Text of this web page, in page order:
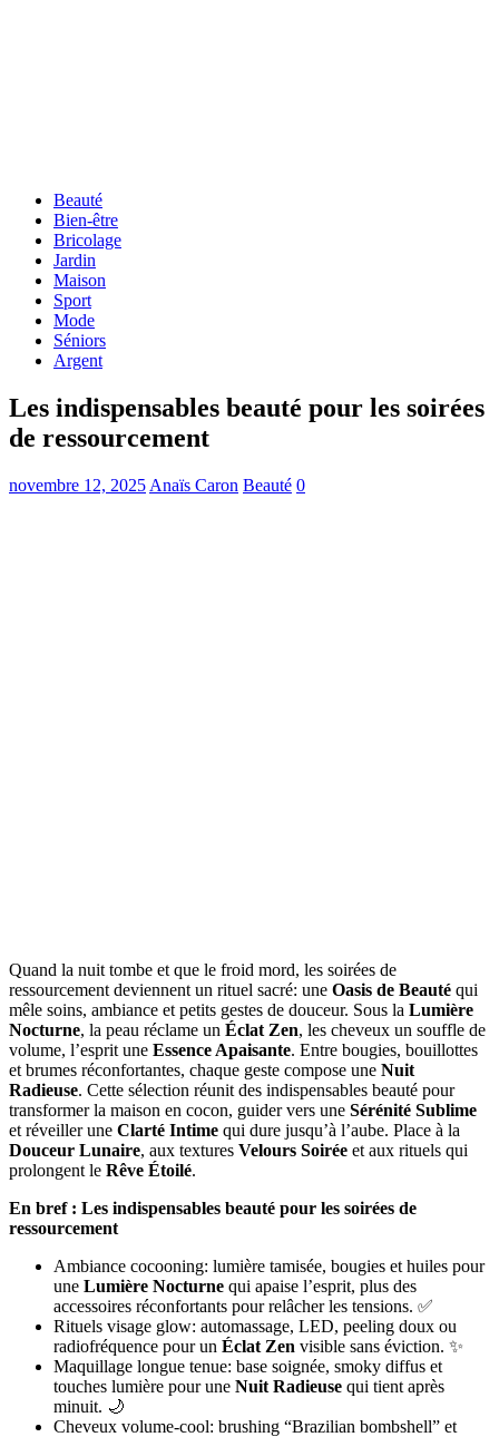
Beauté
Bien-être
Bricolage
Jardin
Maison
Sport
Mode
Séniors
Argent
Les indispensables beauté pour les soirées
de ressourcement
novembre 12, 2025 Anaïs Caron Beauté 0
Quand la nuit tombe et que le froid mord, les soirées de
ressourcement deviennent un rituel sacré: une Oasis de Beauté qui
mêle soins, ambiance et petits gestes de douceur. Sous la Lumière
Nocturne, la peau réclame un Éclat Zen, les cheveux un souffle de
volume, l’esprit une Essence Apaisante. Entre bougies, bouillottes
et brumes réconfortantes, chaque geste compose une Nuit
Radieuse. Cette sélection réunit des indispensables beauté pour
transformer la maison en cocon, guider vers une Sérénité Sublime
et réveiller une Clarté Intime qui dure jusqu’à l’aube. Place à la
Douceur Lunaire, aux textures Velours Soirée et aux rituels qui
prolongent le Rêve Étoilé.
En bref : Les indispensables beauté pour les soirées de
ressourcement
Ambiance cocooning: lumière tamisée, bougies et huiles pour
une Lumière Nocturne qui apaise l’esprit, plus des
accessoires réconfortants pour relâcher les tensions. ✅
Rituels visage glow: automassage, LED, peeling doux ou
radiofréquence pour un Éclat Zen visible sans éviction. ✨
Maquillage longue tenue: base soignée, smoky diffus et
touches lumière pour une Nuit Radieuse qui tient après
minuit. 🌙
Cheveux volume-cool: brushing “Brazilian bombshell” et